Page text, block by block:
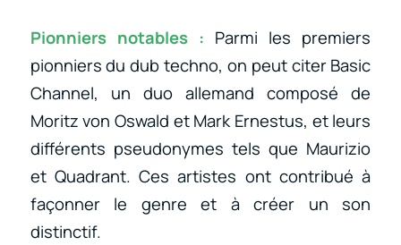
Pionniers notables : Parmi les premiers
pionniers du dub techno, on peut citer Basic
Channel, un duo allemand composé de
Moritz von Oswald et Mark Ernestus, et leurs
différents pseudonymes tels que Maurizio
et Quadrant. Ces artistes ont contribué à
façonner le genre et à créer un son
distinctif.